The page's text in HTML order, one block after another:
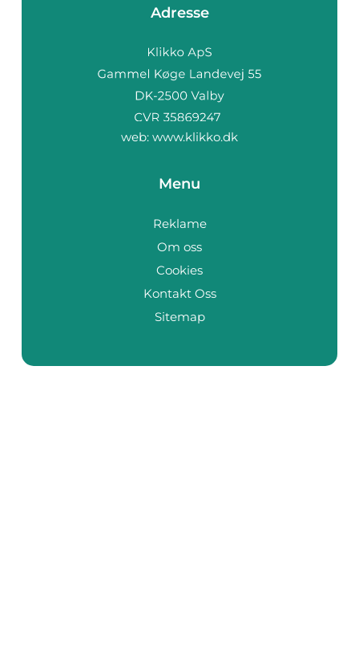
Adresse
web: www.klikko.dk
Menu
Reklame
Om oss
Cookies
Kontakt Oss
Sitemap